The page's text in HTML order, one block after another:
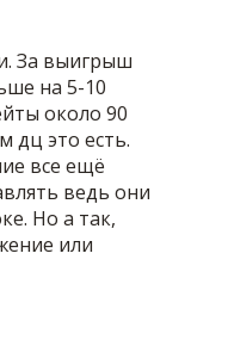
За выигрыш
на 5-10
около 90
дц это есть.
все ещё
ведь они
Но а так,
или